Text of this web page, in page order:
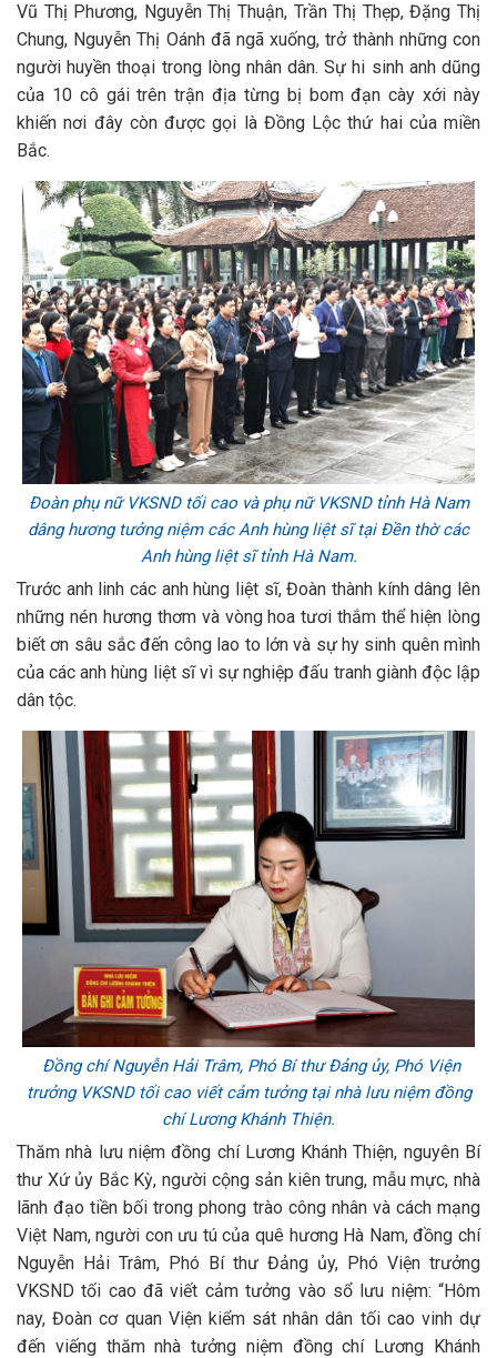
Vũ Thị Phương, Nguyễn Thị Thuận, Trần Thị Thẹp, Đặng Thị
Chung, Nguyễn Thị Oánh đã ngã xuống, trở thành những con
người huyền thoại trong lòng nhân dân. Sự hi sinh anh dũng
của 10 cô gái trên trận địa từng bị bom đạn cày xới này
khiến nơi đây còn được gọi là Đồng Lộc thứ hai của miền
Bắc.
Đoàn phụ nữ VKSND tối cao và phụ nữ VKSND tỉnh Hà Nam
dâng hương tưởng niệm các Anh hùng liệt sĩ tại Đền thờ các
Anh hùng liệt sĩ tỉnh Hà Nam.
Trước anh linh các anh hùng liệt sĩ, Đoàn thành kính dâng lên
những nén hương thơm và vòng hoa tươi thắm thể hiện lòng
biết ơn sâu sắc đến công lao to lớn và sự hy sinh quên mình
của các anh hùng liệt sĩ vì sự nghiệp đấu tranh giành độc lập
dân tộc.
Đồng chí Nguyễn Hải Trâm, Phó Bí thư Đảng ủy, Phó Viện
trưởng VKSND tối cao viết cảm tưởng tại nhà lưu niệm đồng
chí Lương Khánh Thiện.
Thăm nhà lưu niệm đồng chí Lương Khánh Thiện, nguyên Bí
thư Xứ ủy Bắc Kỳ, người cộng sản kiên trung, mẫu mực, nhà
lãnh đạo tiền bối trong phong trào công nhân và cách mạng
Việt Nam, người con ưu tú của quê hương Hà Nam, đồng chí
Nguyễn Hải Trâm, Phó Bí thư Đảng ủy, Phó Viện trưởng
VKSND tối cao đã viết cảm tưởng vào sổ lưu niệm: “Hôm
nay, Đoàn cơ quan Viện kiểm sát nhân dân tối cao vinh dự
đến viếng thăm nhà tưởng niệm đồng chí Lương Khánh